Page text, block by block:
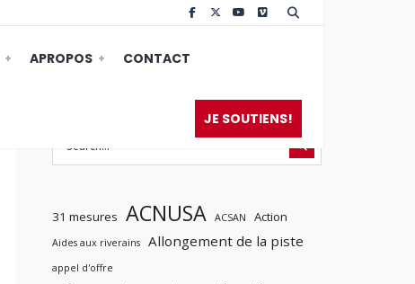
APROPOS CONTACT
JE SOUTIENS!
31 mesures ACNUSA ACSAN Action
Aides aux riverains Allongement de la piste
appel d'offre